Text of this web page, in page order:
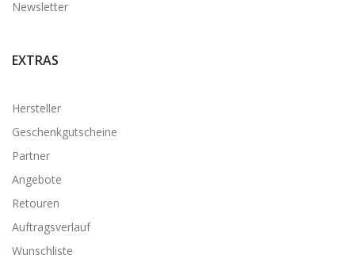
Newsletter
EXTRAS
Hersteller
Geschenkgutscheine
Partner
Angebote
Retouren
Auftragsverlauf
Wunschliste